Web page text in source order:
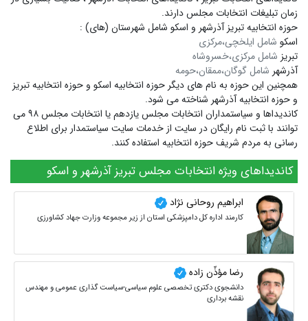
زمان تبلیغات انتخابات مجلس دارند.
حوزه انتخابیه تبریز آذرشهر و اسکو شامل شهرستان (های) :
اسکو شامل ایلخچی،مرکزی
تبریز شامل مرکزی،خسروشاه
آذرشهر شامل گوگان،ممقان،حومه
همچنین این حوزه به نام های دیگر حوزه انتخابیه اسکو و حوزه انتخابیه تبریز
و حوزه انتخابیه آذرشهر شناخته می شود.
کاندیداها و سیاستمداران انتخابات مجلس یازدهم یا انتخابات مجلس ۹۸ می
توانند با ثبت نام رایگان در سایت از خدمات سایت سیاستمدار برای اطلاع
رسانی به مردم شریف حوزه انتخابیه استفاده کنند.
کاندیداهای ویژه انتخابات مجلس تبریز آذرشهر و اسکو
ابراهیم روحانی نژاد
کارمند اداره کل دامپزشکی استان از زیر مجموعه وزارت جهاد کشاورزی
رضا مؤذّن زاده
دانشجوی دکتری تخصصی علوم سیاسی-سیاست گذاری عمومی و مهندس
نقشه برداری